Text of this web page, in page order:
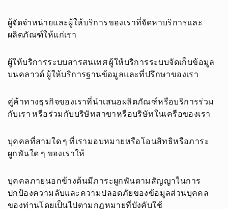
ผู้จัดจำหน่ายและผู้ให้บริการของเราที่จัดหาบริการและ
ผลิตภัณฑ์ให้แก่เรา
ผู้ให้บริการระบบสารสนเทศ ผู้ให้บริการระบบจัดเก็บข้อมูล
บนคลาวด์ ผู้ให้บริการฐานข้อมูลและที่ปรึกษาของเรา
คู่ค้าทางธุรกิจของเราที่นำเสนอผลิตภัณฑ์หรือบริการร่วม
กับเรา หรือร่วมกับบริษัทสาขาหรือบริษัทในเครือของเรา
บุคคลที่สามใด ๆ ที่เรามอบหมายหรือโอนสิทธิหรือภาระ
ผูกพันใด ๆ ของเราให้
บุคคลภายนอกข้างต้นมีภาระผูกพันตามสัญญาในการ
ปกป้องความลับและความปลอดภัยของข้อมูลส่วนบุคคล
ของท่านโดยเป็นไปตามกฎหมายที่บังคับใช้